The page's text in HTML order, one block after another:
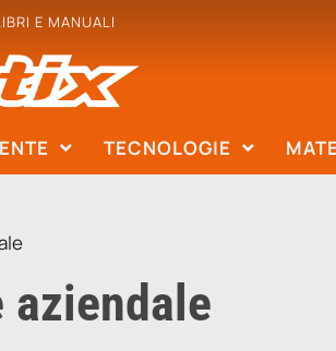
E MANUALI
TECNOLOGIE
aziendale